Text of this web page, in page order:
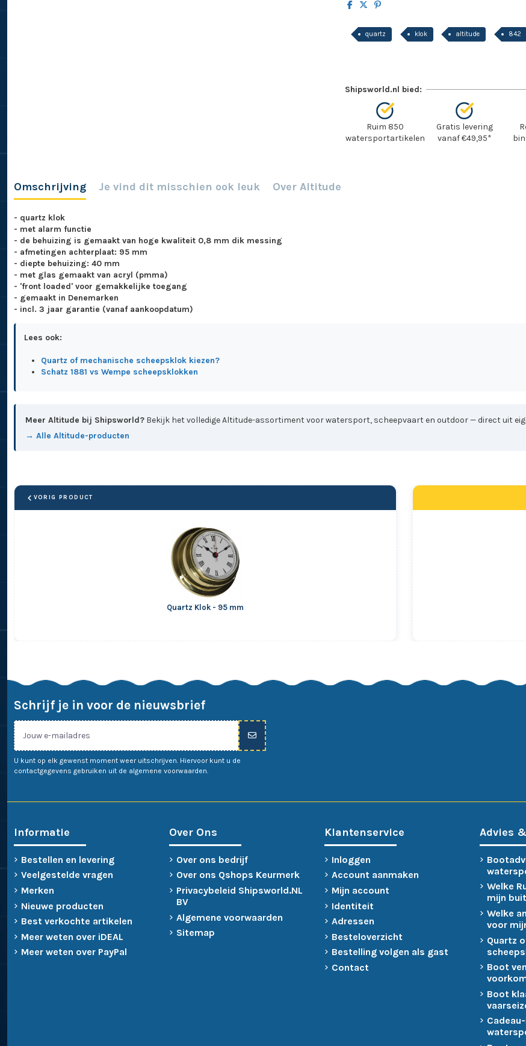
quartz klok altitude 842
Shipsworld.nl bied:
Ruim 850
watersportartikelen
Gratis levering
vanaf €49,95*
Omschrijving Je vind dit misschien ook leuk Over Altitude
- quartz klok
- met alarm functie
- de behuizing is gemaakt van hoge kwaliteit 0,8 mm dik messing
- afmetingen achterplaat: 95 mm
- diepte behuizing: 40 mm
- met glas gemaakt van acryl (pmma)
- 'front loaded' voor gemakkelijke toegang
- gemaakt in Denemarken
- incl. 3 jaar garantie (vanaf aankoopdatum)
Lees ook:
Quartz of mechanische scheepsklok kiezen?
Schatz 1881 vs Wempe scheepsklokken
Meer Altitude bij Shipsworld? Bekijk het volledige Altitude-assortiment voor watersport, scheepvaart en outdoor — direct uit
→ Alle Altitude-producten
VORIG PRODUCT
Quartz Klok - 95 mm
Schrijf je in voor de nieuwsbrief
U kunt op elk gewenst moment weer uitschrijven. Hiervoor kunt u de
contactgegevens gebruiken uit de algemene voorwaarden.
Informatie
Bestellen en levering
Veelgestelde vragen
Merken
Nieuwe producten
Best verkochte artikelen
Meer weten over iDEAL
Meer weten over PayPal
Over Ons
Over ons bedrijf
Over ons Qshops Keurmerk
Privacybeleid Shipsworld.NL
BV
Algemene voorwaarden
Sitemap
Klantenservice
Inloggen
Account aanmaken
Mijn account
Identiteit
Adressen
Besteloverzicht
Bestelling volgen als gast
Contact
Advies
Welke
mijn
Welke
voor
Quartz
Boot
Boot